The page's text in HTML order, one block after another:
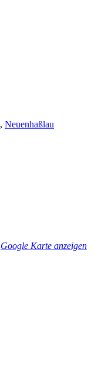
, Neuenhaßlau
Google Karte anzeigen